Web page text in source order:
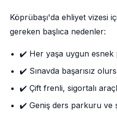
Köprübaşı'da ehliyet vizesi
gereken başlıca nedenler:
✔️ Her yaşa uygun esnek
✔️ Sınavda başarısız
✔️ Çift frenli, sigortalı
✔️ Geniş ders parkuru ve